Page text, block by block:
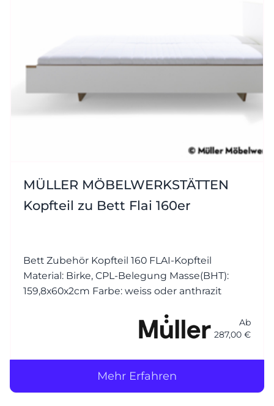
MÜLLER MÖBELWERKSTÄTTEN
Kopfteil zu Bett Flai 160er
Bett Zubehör Kopfteil 160 FLAI-Kopfteil
Material: Birke, CPL-Belegung Masse(BHT):
159,8x60x2cm Farbe: weiss oder anthrazit
Ab
287,00 €
Mehr Erfahren